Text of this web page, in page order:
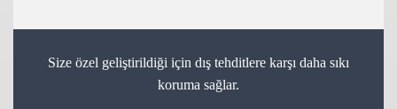
Size özel geliştirildiği için dış tehditlere karşı daha sıkı
koruma sağlar.